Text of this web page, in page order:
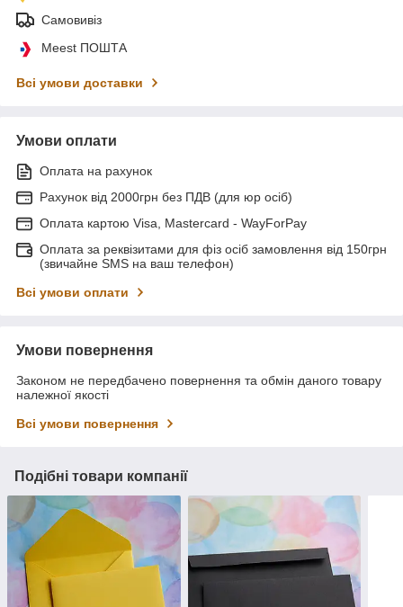
Самовивіз
Meest ПОШТА
Всі умови доставки
Умови оплати
Оплата на рахунок
Рахунок від 2000грн без ПДВ (для юр осіб)
Оплата картою Visa, Mastercard - WayForPay
Оплата за реквізитами для фіз осіб замовлення від 150грн
(звичайне SMS на ваш телефон)
Всі умови оплати
Умови повернення
Законом не передбачено повернення та обмін даного товару
належної якості
Всі умови повернення
Подібні товари компанії